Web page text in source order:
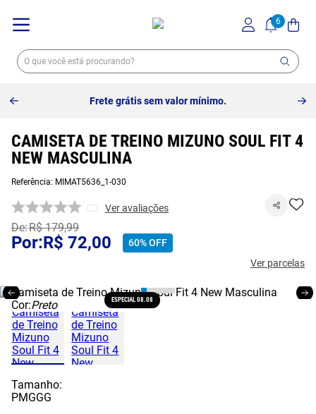
Frete grátis sem valor mínimo.
CAMISETA DE TREINO MIZUNO SOUL FIT 4
NEW MASCULINA
Referência: MIMAT5636_1-030
Ver avaliações
R$ 179,99
R$ 72,00 60%OFF
Ver parcelas
ESPECIAL 08.08
Cor:Preto
Tamanho:
PMGGG